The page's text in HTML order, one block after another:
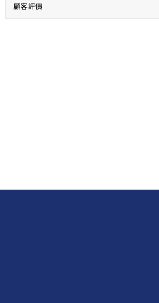
顧客評價